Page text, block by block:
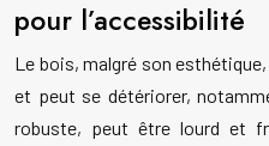
pour l’accessibilité
Le bois, malgré son
et peut se détériorer,
robuste, peut être lourd et